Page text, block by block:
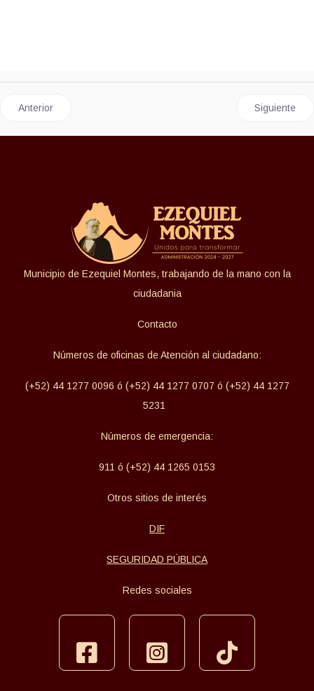
Artículo anterior: SOLICITUD DE REGISTRO DE TERCER
Anterior Artículo
Siguiente
Municipio de Ezequiel Montes, trabajando de la mano con la
ciudadania
Contacto
Números de oficinas de Atención al ciudadano:
(+52) 44 1277 0096 ó (+52) 44 1277 0707 ó (+52) 44 1277
5231
Números de emergencia:
911 ó (+52) 44 1265 0153
Otros sitios de interés
DIF
SEGURIDAD PÚBLICA
Redes sociales
facebookinstagramtiktok